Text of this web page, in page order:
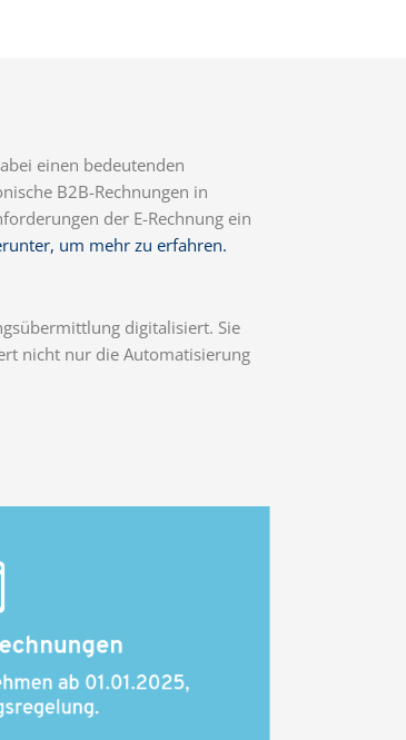
einen bedeutenden
B2B-Rechnungen in
der E-Rechnung ein
um mehr zu erfahren.
digitalisiert. Sie
nicht nur die Automatisierung